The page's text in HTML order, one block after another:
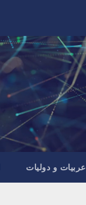
عربيات و دوليات